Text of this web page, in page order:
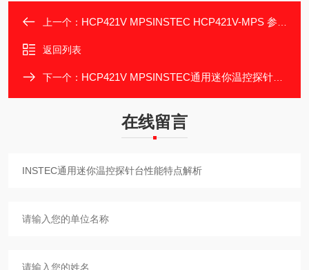
上一个： HCP421V MPSINSTEC HCP421V-MPS 参数与用材解读
返回列表
下一个： HCP421V MPSINSTEC通用迷你温控探针台多领域用途介绍
在线留言